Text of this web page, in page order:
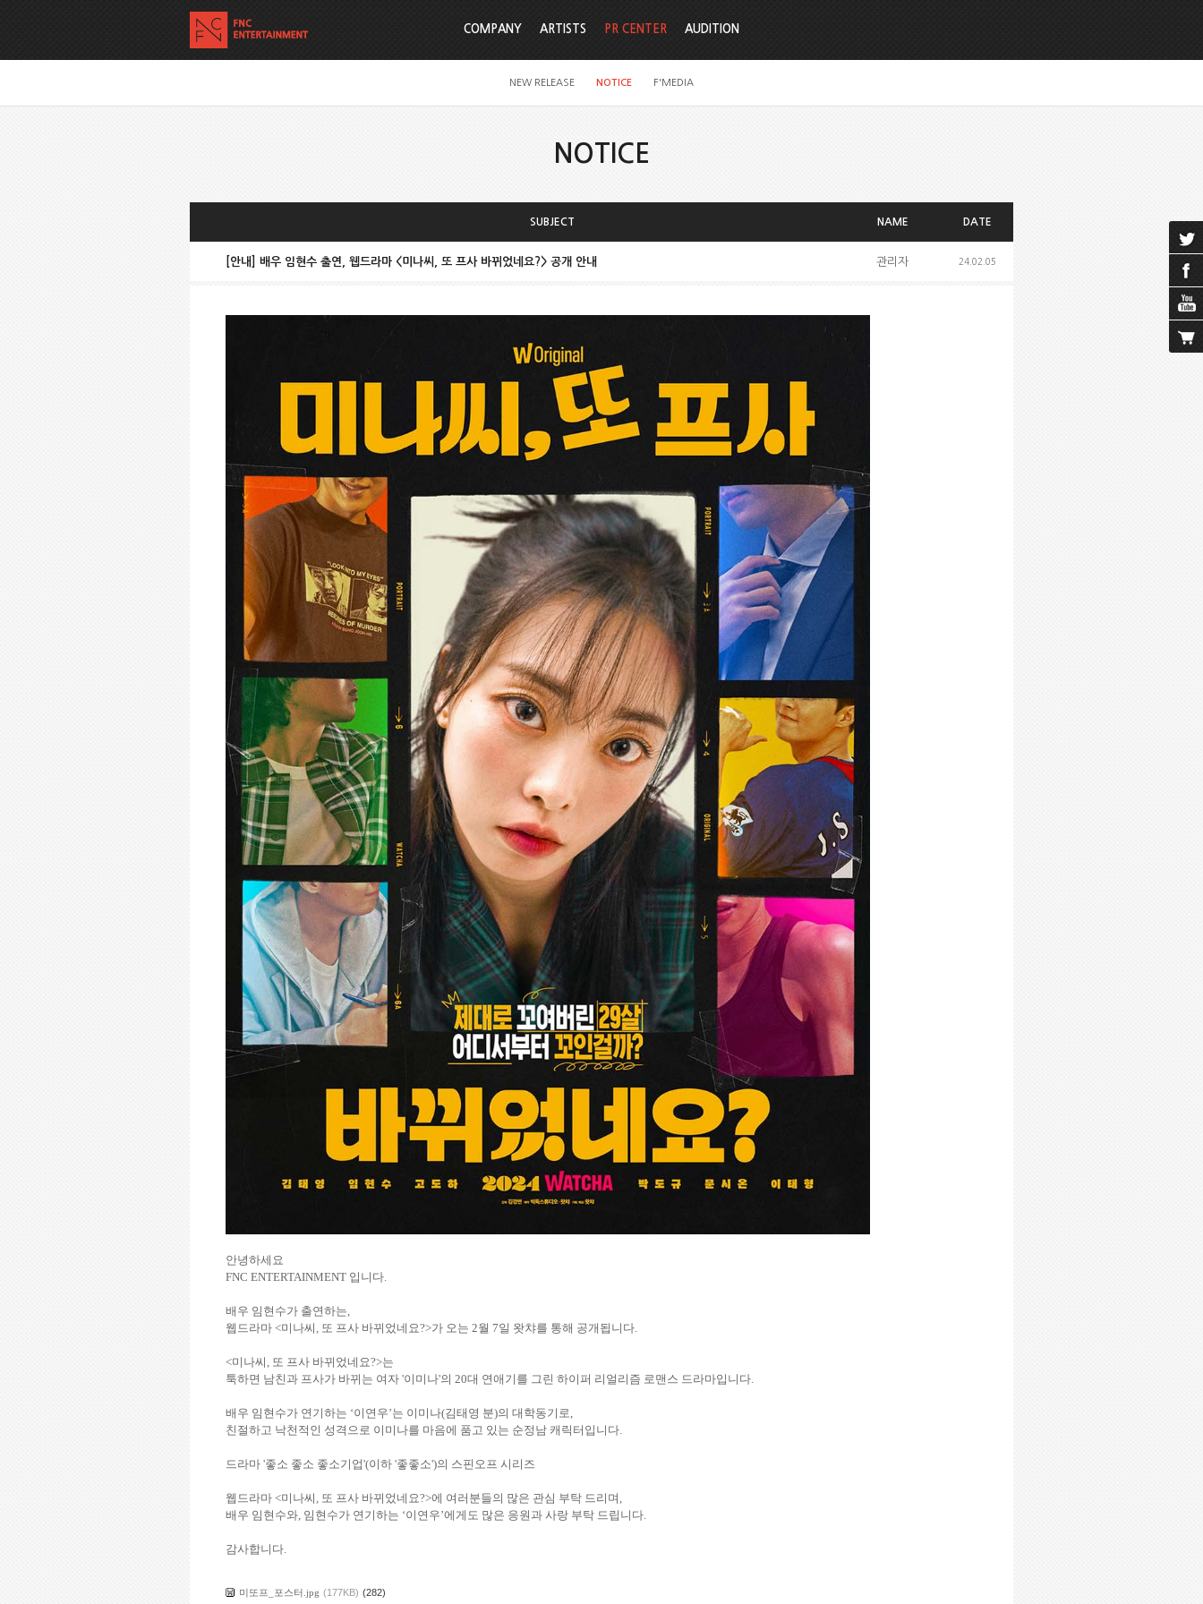
COMPANY ARTISTS PR CENTER
NEW RELEASE NOTICE F'MEDIA
AUDITION
NOTICE
SUBJECT NAME DATE
[안내] 배우 임현수 출연, 웹드라마 <미나씨, 또 프사 바뀌었네요?> 공개 안내 관리자 24.02.05
안녕하세요
FNC ENTERTAINMENT 입니다
배우 임현수가 출연하는
웹드라마 <미나씨 또 프사 바뀌었네요?>가 오는 2월 7일 왓챠를 통해 공개됩니다
<미나씨 또 프사 바뀌었네요?>는
툭하면 남친과 프사가 바뀌는 여자 '이미나'의 20대 연애기를 그린 하이퍼 리얼리즘 로맨스 드라마입니다
배우 임현수가 연기하는 ‘이연우’는 이미나(김태영 분)의 대학동기로
친절하고 낙천적인 성격으로 이미나를 마음에 품고 있는 순정남 캐릭터입니다
드라마 '좋소 좋소 좋소기업'(이하 '좋좋소')의 스핀오프 시리즈
웹드라마 <미나씨 또 프사 바뀌었네요?>에 여러분들의 많은 관심 부탁 드리며
배우 임현수와 임현수가 연기하는 ‘이연우’에게도 많은 응원과 사랑 부탁 드립니다
감사합니다
미또프_포스터.jpg (177KB) (282)